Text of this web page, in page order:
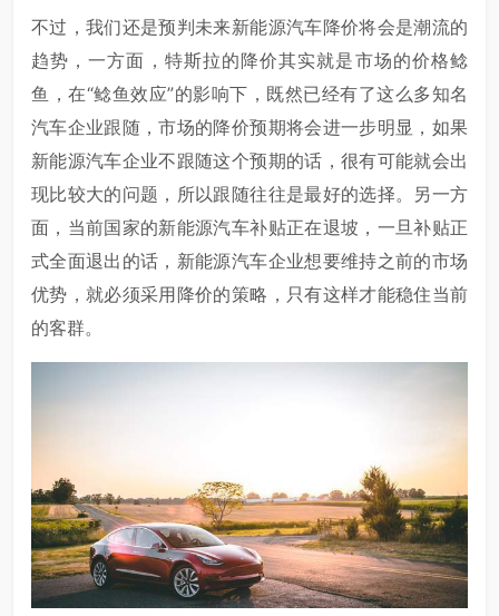
不过，我们还是预判未来新能源汽车降价将会是潮流的
趋势，一方面，特斯拉的降价其实就是市场的价格鲶
鱼，在“鲶鱼效应”的影响下，既然已经有了这么多知名
汽车企业跟随，市场的降价预期将会进一步明显，如果
新能源汽车企业不跟随这个预期的话，很有可能就会出
现比较大的问题，所以跟随往往是最好的选择。另一方
面，当前国家的新能源汽车补贴正在退坡，一旦补贴正
式全面退出的话，新能源汽车企业想要维持之前的市场
优势，就必须采用降价的策略，只有这样才能稳住当前
的客群。